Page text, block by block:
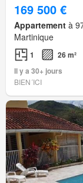
169 500 €
Appartement à
Martinique
1
26 m²
Il y a 30+ jours
BIEN´ICI